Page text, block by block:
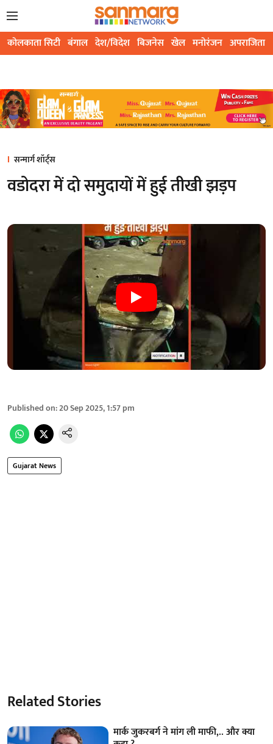
कोलकाता सिटी बंगाल देश/विदेश बिजनेस खेल मनोरंजन अपराजिता
सन्मार्ग शॉर्ट्स
वडोदरा में दो समुदायों में हुई तीखी झड़प
Published on:20 Sep 2025, 1:57 pm
Gujarat News
Related Stories
मार्क जुकरबर्ग ने मांग ली माफी,.. और क्या